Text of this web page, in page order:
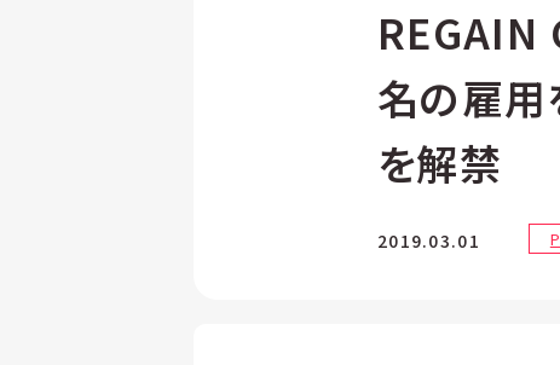
REGAIN
名の雇用
を解禁
2019.03.01